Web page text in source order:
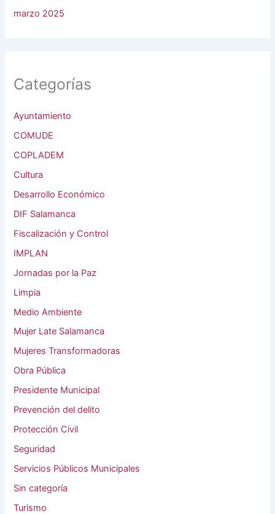
marzo 2025
Categorías
Ayuntamiento
COMUDE
COPLADEM
Cultura
Desarrollo Económico
DIF Salamanca
Fiscalización y Control
IMPLAN
Jornadas por la Paz
Limpia
Medio Ambiente
Mujer Late Salamanca
Mujeres Transformadoras
Obra Pública
Presidente Municipal
Prevención del delito
Protección Civil
Seguridad
Servicios Públicos Municipales
Sin categoría
Turismo